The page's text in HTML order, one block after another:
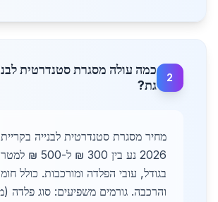
2
כמה עולה מסגרת סטנדרטית
גת?
מחיר מסגרת סטנדרטית לבנייה
2026 נע בין 300 ₪
בגודל, עובי הפלדה ומורכבות. כולל
והרכבה. גורמים משפיעים: סוג פלדה